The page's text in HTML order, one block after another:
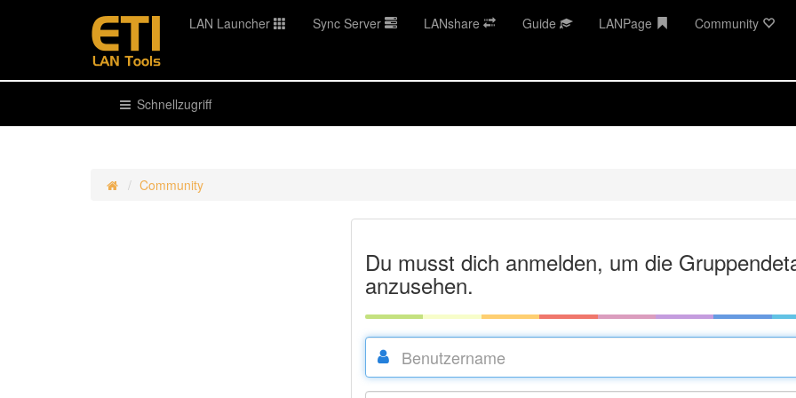
LAN Launcher Sync Server LANshare Guide LANPage Community
Schnellzugriff
Community
Du musst dich anmelden, um die
anzusehen.